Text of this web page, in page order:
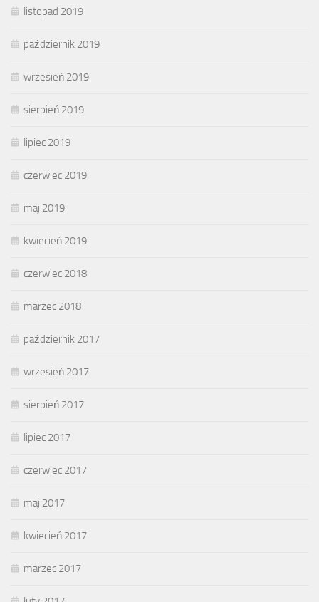
listopad 2019
październik 2019
wrzesień 2019
sierpień 2019
lipiec 2019
czerwiec 2019
maj 2019
kwiecień 2019
czerwiec 2018
marzec 2018
październik 2017
wrzesień 2017
sierpień 2017
lipiec 2017
czerwiec 2017
maj 2017
kwiecień 2017
marzec 2017